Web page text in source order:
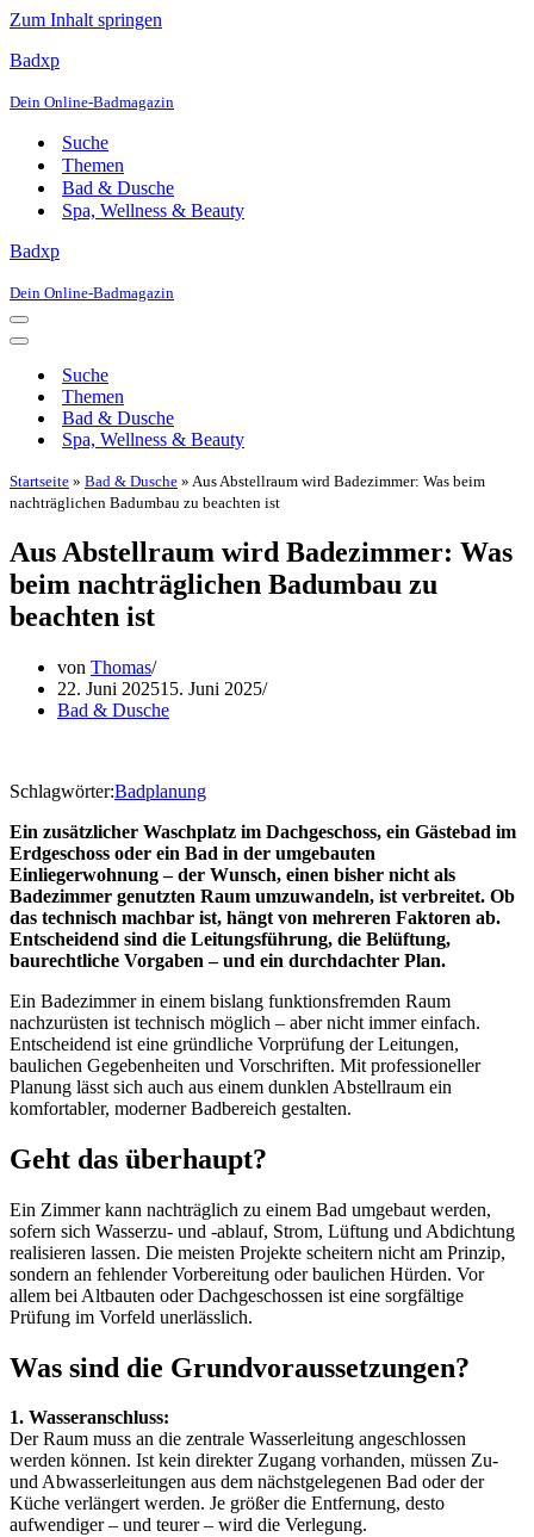
Zum Inhalt springen
Badxp
Dein Online-Badmagazin
Suche
Themen
Bad & Dusche
Spa, Wellness & Beauty
Badxp
Dein Online-Badmagazin
Navigationsmenü
Navigationsmenü
Suche
Themen
Bad & Dusche
Spa, Wellness & Beauty
Startseite » Bad & Dusche » Aus Abstellraum wird Badezimmer: Was beim
nachträglichen Badumbau zu beachten ist
Aus Abstellraum wird Badezimmer: Was
beim nachträglichen Badumbau zu
beachten ist
von Thomas
22. Juni 202515. Juni 2025
Bad & Dusche
Schlagwörter:Badplanung
Ein zusätzlicher Waschplatz im Dachgeschoss, ein Gästebad im
Erdgeschoss oder ein Bad in der umgebauten
Einliegerwohnung – der Wunsch, einen bisher nicht als
Badezimmer genutzten Raum umzuwandeln, ist verbreitet. Ob
das technisch machbar ist, hängt von mehreren Faktoren ab.
Entscheidend sind die Leitungsführung, die Belüftung,
baurechtliche Vorgaben – und ein durchdachter Plan.
Ein Badezimmer in einem bislang funktionsfremden Raum
nachzurüsten ist technisch möglich – aber nicht immer einfach.
Entscheidend ist eine gründliche Vorprüfung der Leitungen,
baulichen Gegebenheiten und Vorschriften. Mit professioneller
Planung lässt sich auch aus einem dunklen Abstellraum ein
komfortabler, moderner Badbereich gestalten.
Geht das überhaupt?
Ein Zimmer kann nachträglich zu einem Bad umgebaut werden,
sofern sich Wasserzu- und -ablauf, Strom, Lüftung und Abdichtung
realisieren lassen. Die meisten Projekte scheitern nicht am Prinzip,
sondern an fehlender Vorbereitung oder baulichen Hürden. Vor
allem bei Altbauten oder Dachgeschossen ist eine sorgfältige
Prüfung im Vorfeld unerlässlich.
Was sind die Grundvoraussetzungen?
1. Wasseranschluss:
Der Raum muss an die zentrale Wasserleitung angeschlossen
werden können. Ist kein direkter Zugang vorhanden, müssen Zu-
und Abwasserleitungen aus dem nächstgelegenen Bad oder der
Küche verlängert werden. Je größer die Entfernung, desto
aufwendiger – und teurer – wird die Verlegung.